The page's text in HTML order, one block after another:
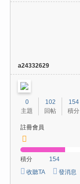
a24332629
0
主題
102
回帖
154
積分
註冊會員
積分
154
收聽TA
發消息